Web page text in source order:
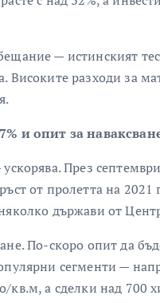
— истинският
Високите разходи за
и опит за
През
от пролетта на
държави от
По-скоро опит да
сегменти —
кв.м, а сделки над 700